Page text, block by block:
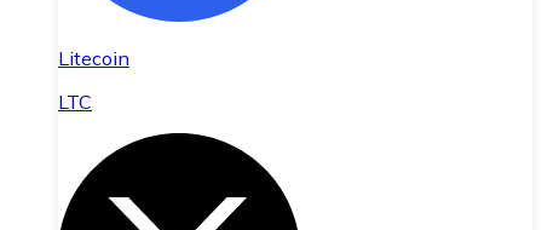
Litecoin
LTC